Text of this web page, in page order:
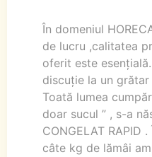
În domeniul
de lucru ,calitatea
oferit este
discuție la un
Toată lumea
doar sucul ” , s-a
CONGELAT RAPID
câte kg de lămâi